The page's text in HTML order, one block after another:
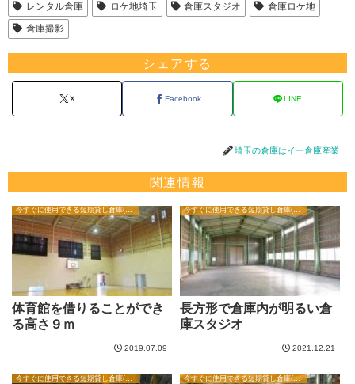
レンタル倉庫
ロケ地埼玉 倉庫スタジオ
倉庫ロケ地
倉庫撮影
シェアする
X Facebook LINE
埼玉の倉庫はイー倉庫産業
関連情報
今すぐに使用できる短期貸し倉庫(1日から翌日倉庫・撮影用)
体育館を借りることができ
る高さ９ｍ
2019.07.09
今すぐに使用できる短期貸し倉庫(1日から翌日倉庫・撮影用)
長方形で倉庫内が明るい倉
庫スタジオ
2021.12.21
今すぐに使用できる短期貸し倉庫(1日から翌日倉庫・撮影用)